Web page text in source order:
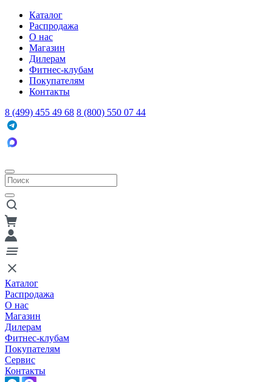
Каталог
Распродажа
О нас
Магазин
Дилерам
Фитнес-клубам
Покупателям
Контакты
8 (499) 455 49 68 8 (800) 550 07 44
Каталог
Распродажа
О нас
Магазин
Дилерам
Фитнес-клубам
Покупателям
Сервис
Контакты